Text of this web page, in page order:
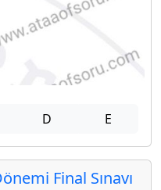
D E
Final Sınavı